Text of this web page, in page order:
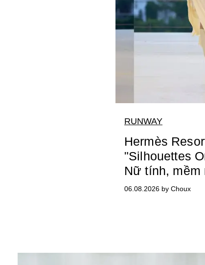
RUNWAY
Hermès
"Silhouettes
Nữ tính, mềm
06.08.2026 by Choux